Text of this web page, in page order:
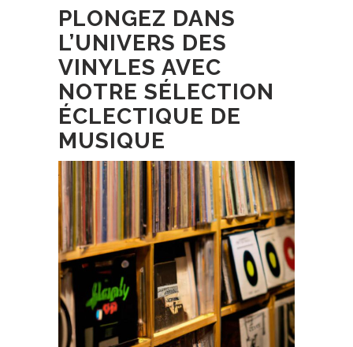
PLONGEZ DANS
L’UNIVERS DES
VINYLES AVEC
NOTRE SÉLECTION
ÉCLECTIQUE DE
MUSIQUE